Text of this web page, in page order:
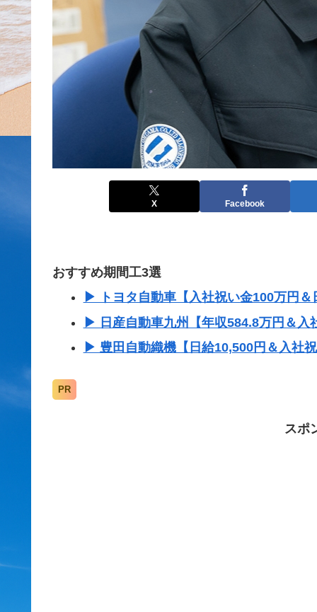
X Facebook
おすすめ期間工3選
▶ トヨタ自動車【入社祝い金100万円
▶ 日産自動車九州【年収584.8万円＆入
▶ 豊田自動織機【日給10,500円＆入社
PR
スポ